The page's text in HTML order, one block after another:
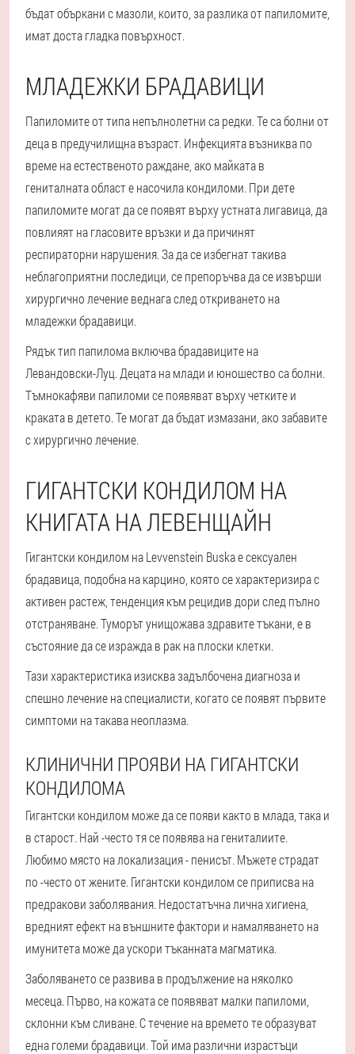
бъдат объркани с мазоли, които, за разлика от папиломите,
имат доста гладка повърхност.
МЛАДЕЖКИ БРАДАВИЦИ
Папиломите от типа непълнолетни са редки. Те са болни от
деца в предучилищна възраст. Инфекцията възниква по
време на естественото раждане, ако майката в
гениталната област е насочила кондиломи. При дете
папиломите могат да се появят върху устната лигавица, да
повлияят на гласовите връзки и да причинят
респираторни нарушения. За да се избегнат такива
неблагоприятни последици, се препоръчва да се извърши
хирургично лечение веднага след откриването на
младежки брадавици.
Рядък тип папилома включва брадавиците на
Левандовски-Луц. Децата на млади и юношество са болни.
Тъмнокафяви папиломи се появяват върху четките и
краката в детето. Те могат да бъдат измазани, ако забавите
с хирургично лечение.
ГИГАНТСКИ КОНДИЛОМ НА
КНИГАТА НА ЛЕВЕНЩАЙН
Гигантски кондилом на Levvenstein Buska е сексуален
брадавица, подобна на карцино, която се характеризира с
активен растеж, тенденция към рецидив дори след пълно
отстраняване. Туморът унищожава здравите тъкани, е в
състояние да се изражда в рак на плоски клетки.
Тази характеристика изисква задълбочена диагноза и
спешно лечение на специалисти, когато се появят първите
симптоми на такава неоплазма.
КЛИНИЧНИ ПРОЯВИ НА ГИГАНТСКИ
КОНДИЛОМА
Гигантски кондилом може да се появи както в млада, така и
в старост. Най -често тя се появява на гениталиите.
Любимо място на локализация - пенисът. Мъжете страдат
по -често от жените. Гигантски кондилом се приписва на
предракови заболявания. Недостатъчна лична хигиена,
вредният ефект на външните фактори и намаляването на
имунитета може да ускори тъканната магматика.
Заболяването се развива в продължение на няколко
месеца. Първо, на кожата се появяват малки папиломи,
склонни към сливане. С течение на времето те образуват
една големи брадавици. Той има различни израстъци